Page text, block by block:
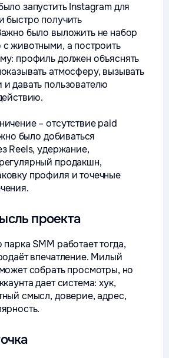
запустить Instagram для
быстро получить
было выложить не набор
животными, а построить
профиль должен объяснять
атмосферу, вызывать
давать пользователю
– отсутствие paid
было добиваться
Reels, удержание,
продакшн,
профиля и точечные
проекта
парка SMM работает тогда,
впечатление. Милый
собрать просмотры, но
дает система: хук,
смысл, доверие, адрес,